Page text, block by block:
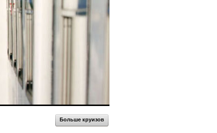
Больше круизов